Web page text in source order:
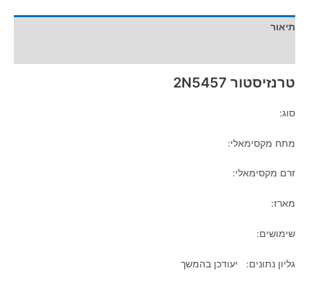
תיאור
טרנזיסטור 2N5457
סוג:
מתח מקסימאלי:
זרם מקסימאלי:
מארז:
שימושים:
גליון נתונים: יעודכן בהמשך